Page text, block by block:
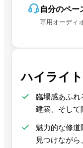
自分のペー
専用オーディ
ハイライト
臨場感あふれ
建築、そして
魅力的な修
見つけながら